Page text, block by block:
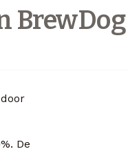
BrewDog
De